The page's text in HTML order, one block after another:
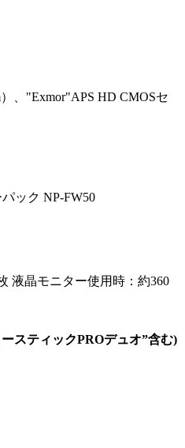
、"Exmor"APS HD CMOSセ
ック NP-FW50
液晶モニター使用時：約360
スティックPROデュオ”含む)